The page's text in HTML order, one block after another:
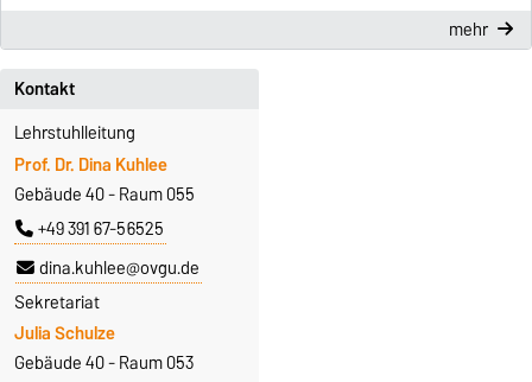
mehr
Kontakt
Lehrstuhlleitung
Prof. Dr. Dina Kuhlee
Gebäude 40 - Raum 055
+49 391 67-56525
dina.kuhlee@ovgu.de
Sekretariat
Julia Schulze
Gebäude 40 - Raum 053